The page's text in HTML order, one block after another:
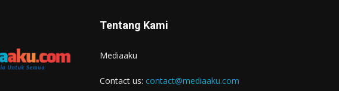
Tentang Kami
Mediaaku
Contact us: contact@mediaaku.com